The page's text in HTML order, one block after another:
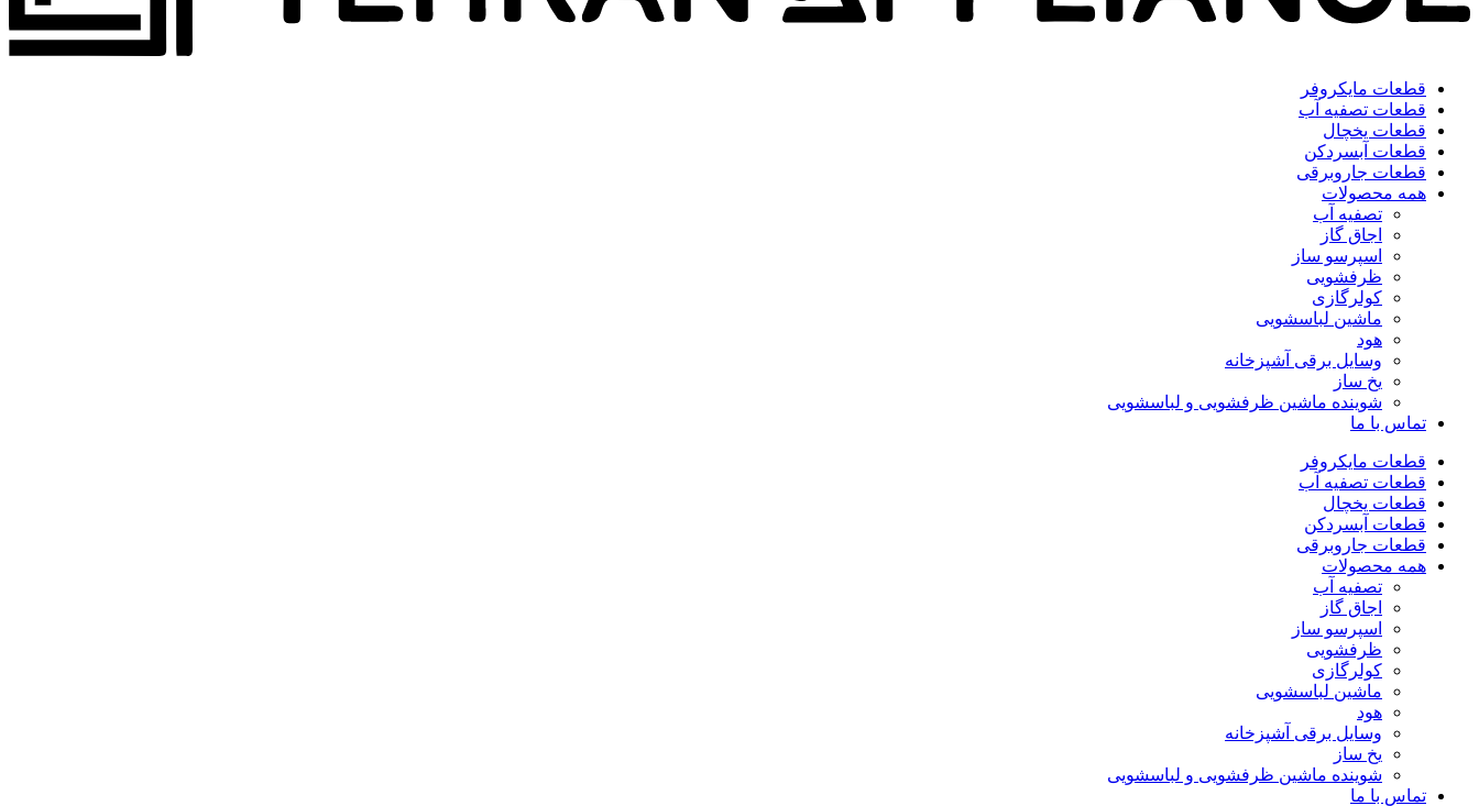
قطعات مایکروفر
قطعات تصفیه آب
قطعات یخچال
قطعات آبسردکن
قطعات جاروبرقی
همه محصولات
تصفیه آب
اجاق گاز
اسپرسو ساز
ظرفشویی
کولرگازی
ماشین لباسشویی
هود
وسایل برقی آشپزخانه
یخ ساز
شوینده ماشین ظرفشویی و لباسشویی
تماس با ما
قطعات مایکروفر
قطعات تصفیه آب
قطعات یخچال
قطعات آبسردکن
قطعات جاروبرقی
همه محصولات
تصفیه آب
اجاق گاز
اسپرسو ساز
ظرفشویی
کولرگازی
ماشین لباسشویی
هود
وسایل برقی آشپزخانه
یخ ساز
شوینده ماشین ظرفشویی و لباسشویی
تماس با ما